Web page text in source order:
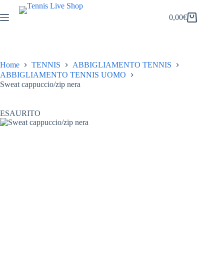
al
contenuto
Carrello
0,00€
Home TENNIS
ABBIGLIAMENTO TENNIS
ABBIGLIAMENTO TENNIS UOMO
Sweat cappuccio/zip nera
ESAURITO